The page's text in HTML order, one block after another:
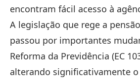
encontram fácil acesso à
A legislação que rege a
passou por importantes
Reforma da Previdência (EC
alterando significativamente